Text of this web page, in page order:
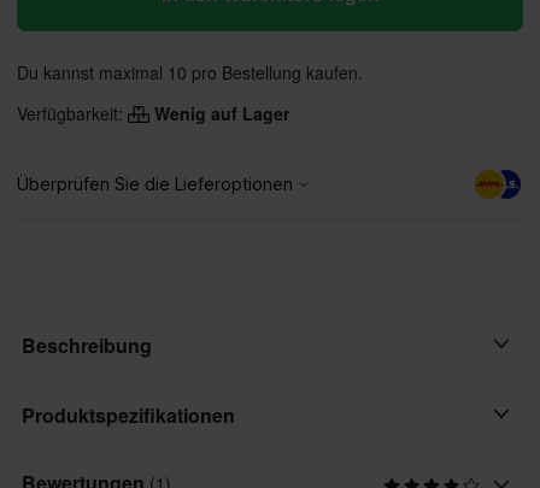
Du kannst maximal 10 pro Bestellung kaufen.
Verfügbarkeit:
Wenig auf Lager
Beschreibung
• Gebogener Schirm mit strukturierter Kappe
• Twill-Vorderseite, Poly-Mesh-Stoff auf der Rückseite
Produktspezifikationen